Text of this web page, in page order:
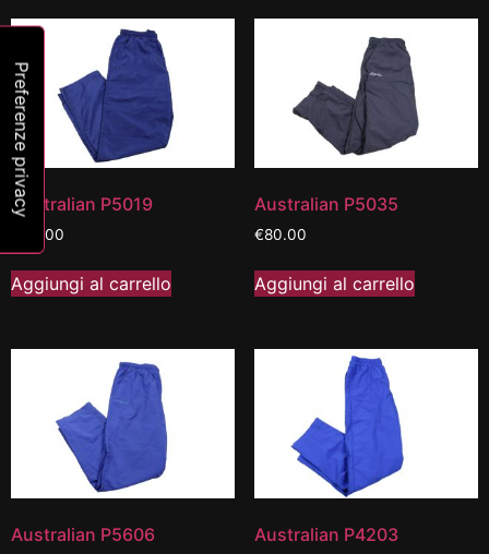
Australian P5019
60.00
Aggiungi al carrello
Australian P5035
€80.00
Aggiungi al carrello
Australian P5606 Australian P4203